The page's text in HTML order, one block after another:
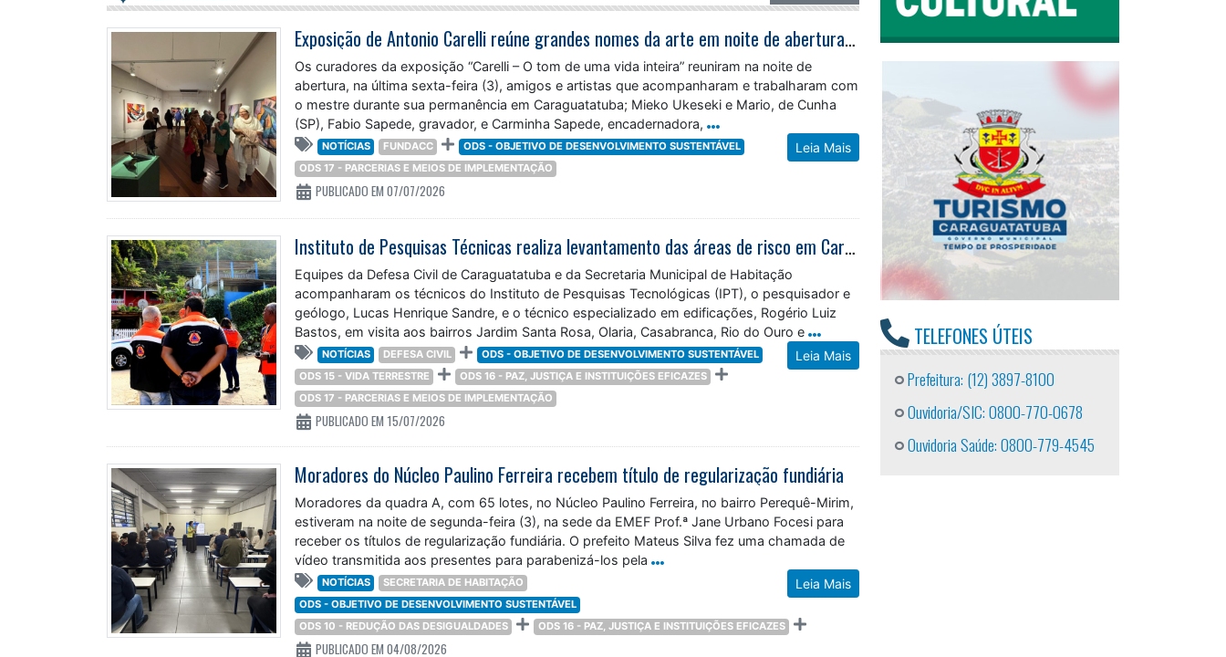
Os curadores da exposição “Carelli – O tom de uma vida inteira” reuniram na noite de
abertura, na última sexta-feira (3), amigos e artistas que acompanharam e trabalharam com
o mestre durante sua permanência em Caraguatatuba; Mieko Ukeseki e Mario, de Cunha
(SP), Fabio Sapede, gravador, e Carminha Sapede, encadernadora,
Leia Mais
NOTÍCIAS FUNDACC
ODS - OBJETIVO DE DESENVOLVIMENTO SUSTENTÁVEL
ODS 17 - PARCERIAS E MEIOS DE IMPLEMENTAÇÃO
PUBLICADO EM 07/07/2026
Equipes da Defesa Civil de Caraguatatuba e da Secretaria Municipal de Habitação
acompanharam os técnicos do Instituto de Pesquisas Tecnológicas (IPT), o pesquisador e
geólogo, Lucas Henrique Sandre, e o técnico especializado em edificações, Rogério Luiz
Bastos, em visita aos bairros Jardim Santa Rosa, Olaria, Casabranca, Rio do Ouro e
Leia Mais
NOTÍCIAS DEFESA CIVIL
ODS - OBJETIVO DE DESENVOLVIMENTO SUSTENTÁVEL
ODS 15 - VIDA TERRESTRE
ODS 16 - PAZ, JUSTIÇA E INSTITUIÇÕES EFICAZES
ODS 17 - PARCERIAS E MEIOS DE IMPLEMENTAÇÃO
PUBLICADO EM 15/07/2026
Moradores do Núcleo Paulino Ferreira recebem título de regularização fundiária
Moradores da quadra A, com 65 lotes, no Núcleo Paulino Ferreira, no bairro Perequê-Mirim,
estiveram na noite de segunda-feira (3), na sede da EMEF Prof.ª Jane Urbano Focesi para
receber os títulos de regularização fundiária. O prefeito Mateus Silva fez uma chamada de
vídeo transmitida aos presentes para parabenizá-los pela
Leia Mais
NOTÍCIAS
SECRETARIA DE HABITAÇÃO
ODS - OBJETIVO DE DESENVOLVIMENTO SUSTENTÁVEL
ODS 10 - REDUÇÃO DAS DESIGUALDADES
ODS 16 - PAZ, JUSTIÇA E INSTITUIÇÕES EFICAZES
PUBLICADO EM 04/08/2026
TELEFONES ÚTEIS
Prefeitura: (12) 3897-8100
Ouvidoria/SIC: 0800-770-0678
Ouvidoria Saúde: 0800-779-4545